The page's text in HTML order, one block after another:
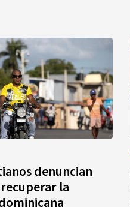
denuncian
la